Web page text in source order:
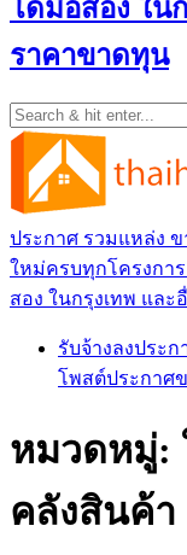
โดมือสอง ใน
ราคาขาดทุน
ประกาศ รวมแหล่ง
ใหม่ครบทุกโครงกา
สอง ในกรุงเทพ แล
รับจ้างลงประ
โพสต์ประกาศ
หมวดหมู่:
คลังสินค้า